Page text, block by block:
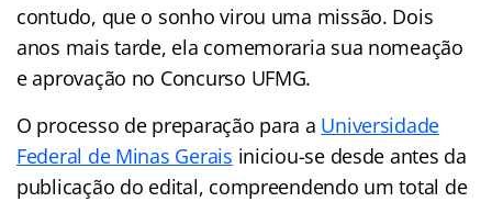
contudo, que o sonho virou uma missão. Dois
anos mais tarde, ela comemoraria sua nomeação
e aprovação no Concurso UFMG.
O processo de preparação para a Universidade
Federal de Minas Gerais iniciou-se desde antes da
publicação do edital, compreendendo um total de